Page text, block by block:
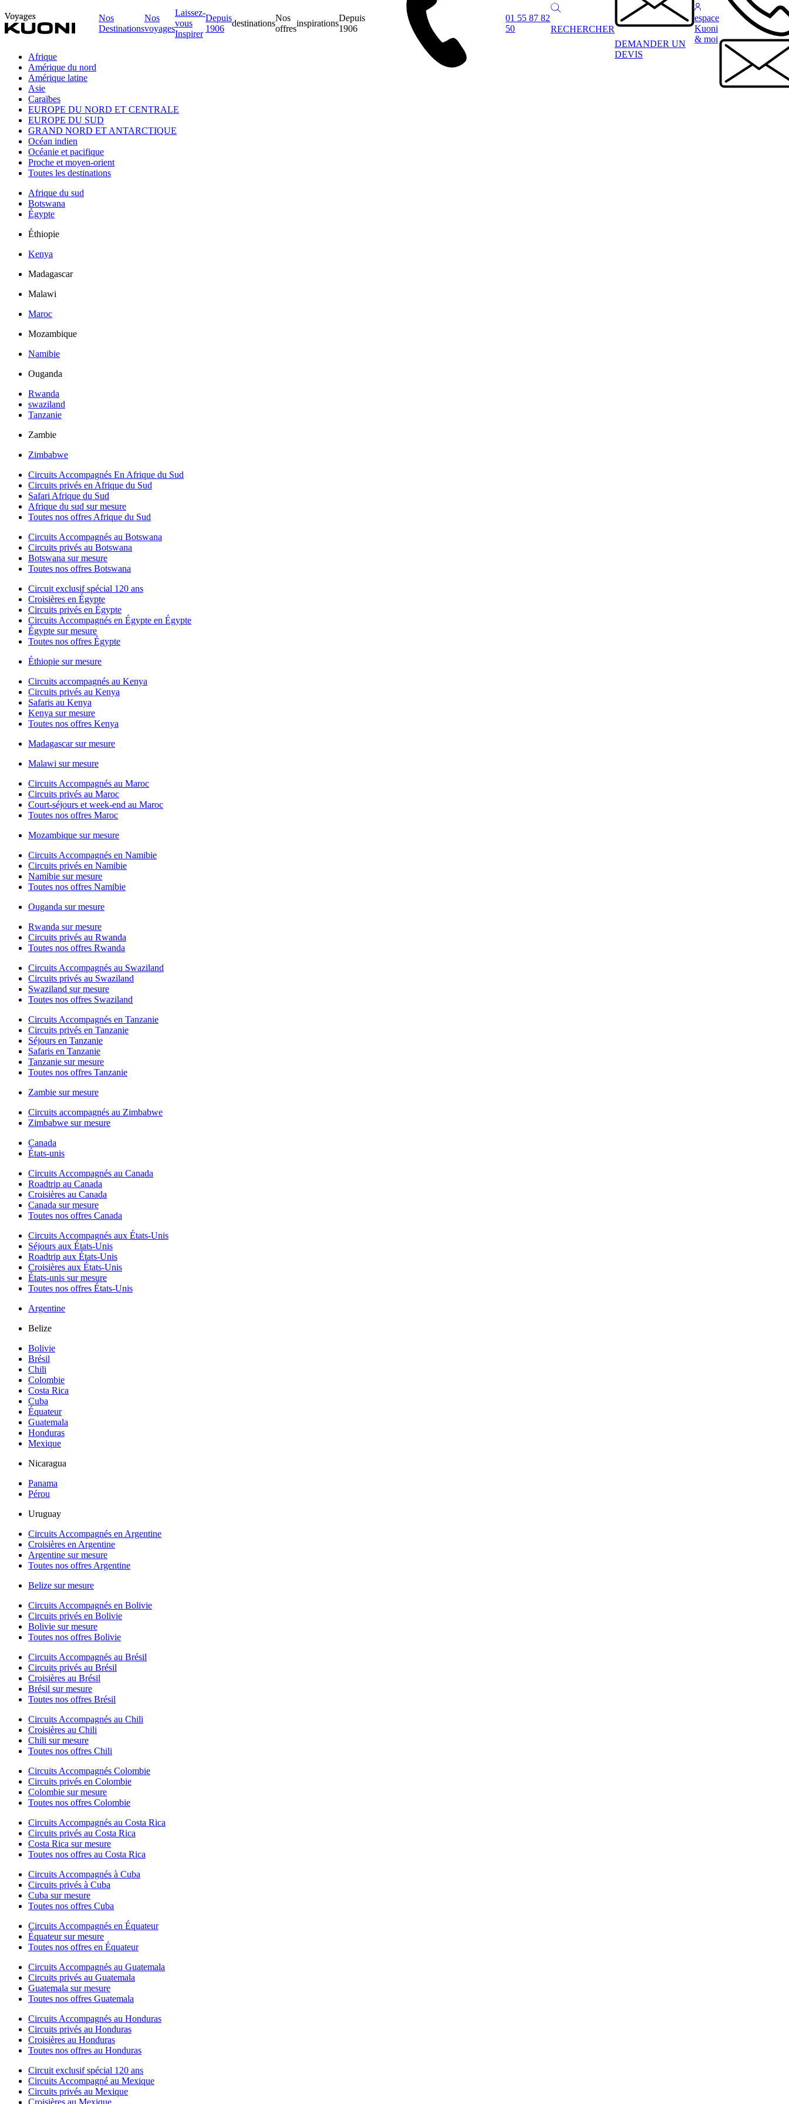
Nos
Destinations
Nos
voyages
Laissez-
vous
Inspirer
Depuis
1906
destinations
Nos
offres
inspirations
Depuis
1906
01 55 87 82
50
RECHERCHER
DEMANDER UN
DEVIS
espace
Kuoni
& moi
Afrique
Amérique du nord
Amérique latine
Asie
Caraïbes
EUROPE DU NORD ET CENTRALE
EUROPE DU SUD
GRAND NORD ET ANTARCTIQUE
Océan indien
Océanie et pacifique
Proche et moyen-orient
Toutes les destinations
Afrique du sud
Botswana
Égypte
Éthiopie
Kenya
Madagascar
Malawi
Maroc
Mozambique
Namibie
Ouganda
Rwanda
swaziland
Tanzanie
Zambie
Zimbabwe
Circuits Accompagnés En Afrique du Sud
Circuits privés en Afrique du Sud
Safari Afrique du Sud
Afrique du sud sur mesure
Toutes nos offres Afrique du Sud
Circuits Accompagnés au Botswana
Circuits privés au Botswana
Botswana sur mesure
Toutes nos offres Botswana
Circuit exclusif spécial 120 ans
Croisières en Égypte
Circuits privés en Égypte
Circuits Accompagnés en Égypte en Égypte
Égypte sur mesure
Toutes nos offres Égypte
Éthiopie sur mesure
Circuits accompagnés au Kenya
Circuits privés au Kenya
Safaris au Kenya
Kenya sur mesure
Toutes nos offres Kenya
Madagascar sur mesure
Malawi sur mesure
Circuits Accompagnés au Maroc
Circuits privés au Maroc
Court-séjours et week-end au Maroc
Toutes nos offres Maroc
Mozambique sur mesure
Circuits Accompagnés en Namibie
Circuits privés en Namibie
Namibie sur mesure
Toutes nos offres Namibie
Ouganda sur mesure
Rwanda sur mesure
Circuits privés au Rwanda
Toutes nos offres Rwanda
Circuits Accompagnés au Swaziland
Circuits privés au Swaziland
Swaziland sur mesure
Toutes nos offres Swaziland
Circuits Accompagnés en Tanzanie
Circuits privés en Tanzanie
Séjours en Tanzanie
Safaris en Tanzanie
Tanzanie sur mesure
Toutes nos offres Tanzanie
Zambie sur mesure
Circuits accompagnés au Zimbabwe
Zimbabwe sur mesure
Canada
États-unis
Circuits Accompagnés au Canada
Roadtrip au Canada
Croisières au Canada
Canada sur mesure
Toutes nos offres Canada
Circuits Accompagnés aux États-Unis
Séjours aux États-Unis
Roadtrip aux États-Unis
Croisières aux États-Unis
États-unis sur mesure
Toutes nos offres États-Unis
Argentine
Belize
Bolivie
Brésil
Chili
Colombie
Costa Rica
Cuba
Équateur
Guatemala
Honduras
Mexique
Nicaragua
Panama
Pérou
Uruguay
Circuits Accompagnés en Argentine
Croisières en Argentine
Argentine sur mesure
Toutes nos offres Argentine
Belize sur mesure
Circuits Accompagnés en Bolivie
Circuits privés en Bolivie
Bolivie sur mesure
Toutes nos offres Bolivie
Circuits Accompagnés au Brésil
Circuits privés au Brésil
Croisières au Brésil
Brésil sur mesure
Toutes nos offres Brésil
Circuits Accompagnés au Chili
Croisières au Chili
Chili sur mesure
Toutes nos offres Chili
Circuits Accompagnés Colombie
Circuits privés en Colombie
Colombie sur mesure
Toutes nos offres Colombie
Circuits Accompagnés au Costa Rica
Circuits privés au Costa Rica
Costa Rica sur mesure
Toutes nos offres au Costa Rica
Circuits Accompagnés à Cuba
Circuits privés à Cuba
Cuba sur mesure
Toutes nos offres Cuba
Circuits Accompagnés en Équateur
Équateur sur mesure
Toutes nos offres en Équateur
Circuits Accompagnés au Guatemala
Circuits privés au Guatemala
Guatemala sur mesure
Toutes nos offres Guatemala
Circuits Accompagnés au Honduras
Circuits privés au Honduras
Croisières au Honduras
Toutes nos offres au Honduras
Circuit exclusif spécial 120 ans
Circuits Accompagné au Mexique
Circuits privés au Mexique
Croisières au Mexique